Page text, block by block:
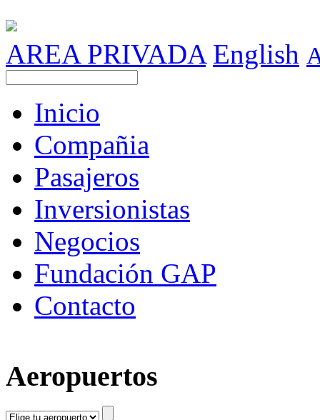
AREA PRIVADA English
Inicio
Compañia
Pasajeros
Inversionistas
Negocios
Fundación GAP
Contacto
Aeropuertos